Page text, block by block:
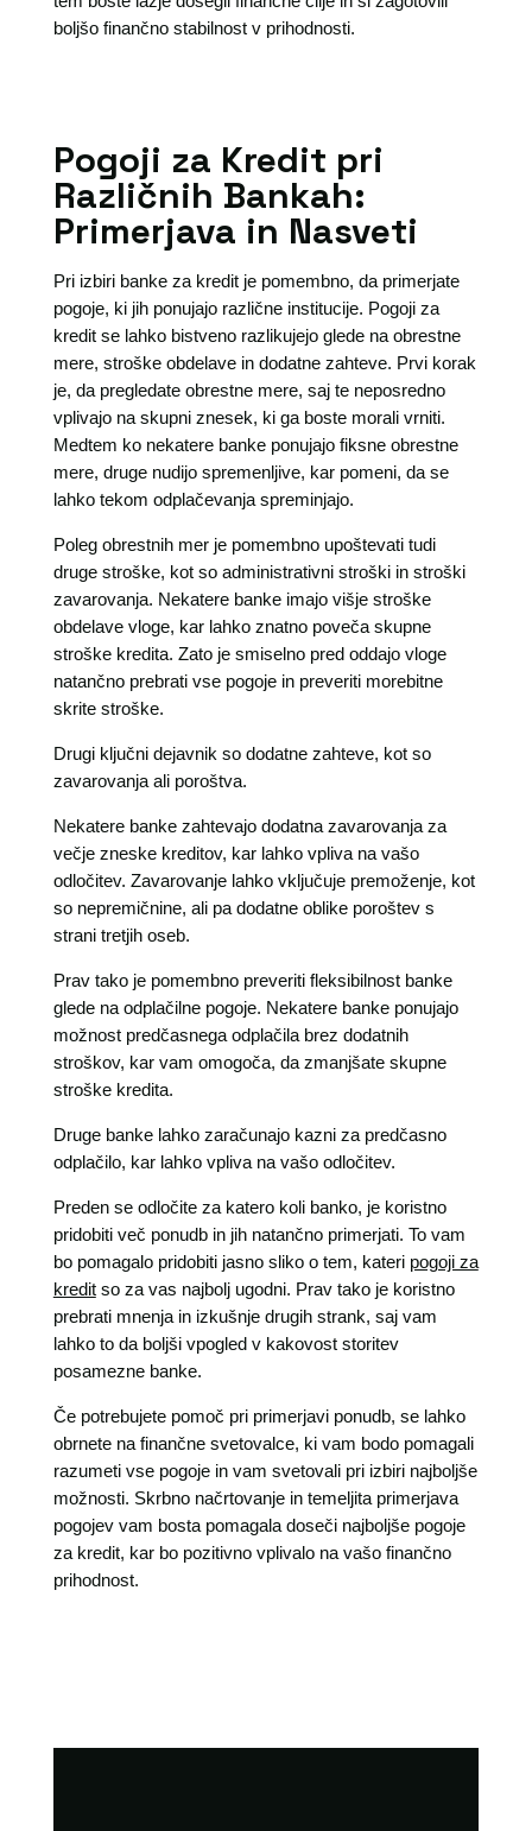
boljšo finančno stabilnost v prihodnosti.
Pogoji za Kredit pri
Različnih Bankah:
Primerjava in Nasveti
Pri izbiri banke za kredit je pomembno, da primerjate
pogoje, ki jih ponujajo različne institucije. Pogoji za
kredit se lahko bistveno razlikujejo glede na obrestne
mere, stroške obdelave in dodatne zahteve. Prvi korak
je, da pregledate obrestne mere, saj te neposredno
vplivajo na skupni znesek, ki ga boste morali vrniti.
Medtem ko nekatere banke ponujajo fiksne obrestne
mere, druge nudijo spremenljive, kar pomeni, da se
lahko tekom odplačevanja spreminjajo.
Poleg obrestnih mer je pomembno upoštevati tudi
druge stroške, kot so administrativni stroški in stroški
zavarovanja. Nekatere banke imajo višje stroške
obdelave vloge, kar lahko znatno poveča skupne
stroške kredita. Zato je smiselno pred oddajo vloge
natančno prebrati vse pogoje in preveriti morebitne
skrite stroške.
Drugi ključni dejavnik so dodatne zahteve, kot so
zavarovanja ali poroštva.
Nekatere banke zahtevajo dodatna zavarovanja za
večje zneske kreditov, kar lahko vpliva na vašo
odločitev. Zavarovanje lahko vključuje premoženje, kot
so nepremičnine, ali pa dodatne oblike poroštev s
strani tretjih oseb.
Prav tako je pomembno preveriti fleksibilnost banke
glede na odplačilne pogoje. Nekatere banke ponujajo
možnost predčasnega odplačila brez dodatnih
stroškov, kar vam omogoča, da zmanjšate skupne
stroške kredita.
Druge banke lahko zaračunajo kazni za predčasno
odplačilo, kar lahko vpliva na vašo odločitev.
Preden se odločite za katero koli banko, je koristno
pridobiti več ponudb in jih natančno primerjati. To vam
bo pomagalo pridobiti jasno sliko o tem, kateri pogoji za
kreditso za vas najbolj ugodni. Prav tako je koristno
prebrati mnenja in izkušnje drugih strank, saj vam
lahko to da boljši vpogled v kakovost storitev
posamezne banke.
Če potrebujete pomoč pri primerjavi ponudb, se lahko
obrnete na finančne svetovalce, ki vam bodo pomagali
razumeti vse pogoje in vam svetovali pri izbiri najboljše
možnosti. Skrbno načrtovanje in temeljita primerjava
pogojev vam bosta pomagala doseči najboljše pogoje
za kredit, kar bo pozitivno vplivalo na vašo finančno
prihodnost.